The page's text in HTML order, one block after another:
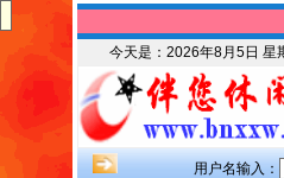
今天是： 2026年8月5日 星
用户名输入：